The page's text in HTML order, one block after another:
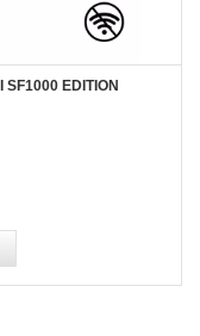
SF1000 EDITION